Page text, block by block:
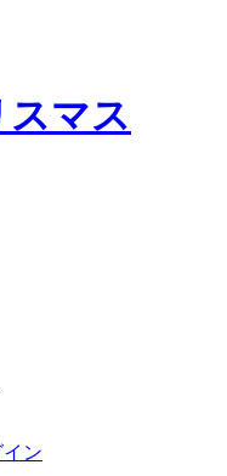
スマス
イン